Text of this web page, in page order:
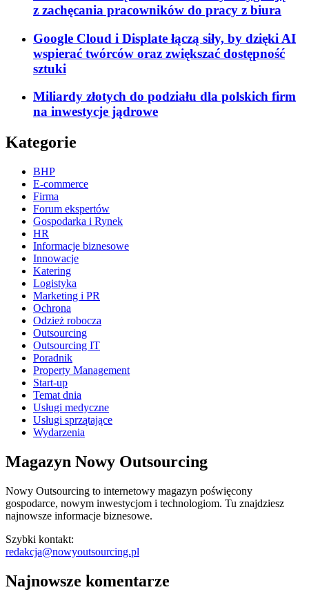
z zachęcania pracowników do pracy z biura
Google Cloud i Displate łączą siły, by dzięki AI
wspierać twórców oraz zwiększać dostępność
sztuki
Miliardy złotych do podziału dla polskich firm
na inwestycje jądrowe
Kategorie
BHP
E-commerce
Firma
Forum ekspertów
Gospodarka i Rynek
HR
Informacje biznesowe
Innowacje
Katering
Logistyka
Marketing i PR
Ochrona
Odzież robocza
Outsourcing
Outsourcing IT
Poradnik
Property Management
Start-up
Temat dnia
Usługi medyczne
Usługi sprzątające
Wydarzenia
Magazyn Nowy Outsourcing
Nowy Outsourcing to internetowy magazyn poświęcony
gospodarce, nowym inwestycjom i technologiom. Tu znajdziesz
najnowsze informacje biznesowe.
Szybki kontakt:
redakcja@nowyoutsourcing.pl
Najnowsze komentarze